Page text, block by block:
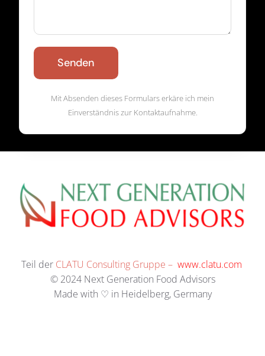
Alternative:
Mit Absenden dieses Formulars erkäre ich mein
Einverständnis zur Kontaktaufnahme.
Teil der CLATU Consulting Gruppe – www.clatu.com
© 2024 Next Generation Food Advisors
Made with ♡ in Heidelberg, Germany